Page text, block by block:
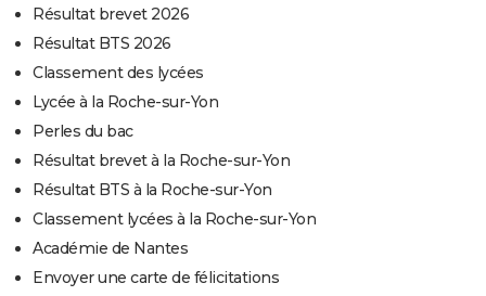
Résultat brevet 2026
Résultat BTS 2026
Classement des lycées
Lycée à la Roche-sur-Yon
Perles du bac
Résultat brevet à la Roche-sur-Yon
Résultat BTS à la Roche-sur-Yon
Classement lycées à la Roche-sur-Yon
Académie de Nantes
Envoyer une carte de félicitations